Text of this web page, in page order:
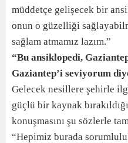
müddetçe gelişecek bir
onun o güzelliği
sağlam atmamız lazım.”
“Bu ansiklopedi,
Gaziantep’i seviyorum
Gelecek nesillere şehirle
güçlü bir kaynak
konuşmasını şu sözlerle
“Hepimiz burada